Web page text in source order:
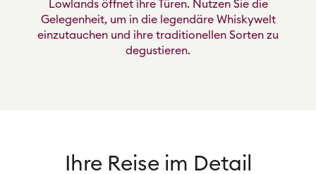
Lowlands öffnet ihre Türen. Nutzen Sie die
Gelegenheit, um in die legendäre Whiskywelt
einzutauchen und ihre traditionellen Sorten zu
degustieren.
Ihre Reise im Detail